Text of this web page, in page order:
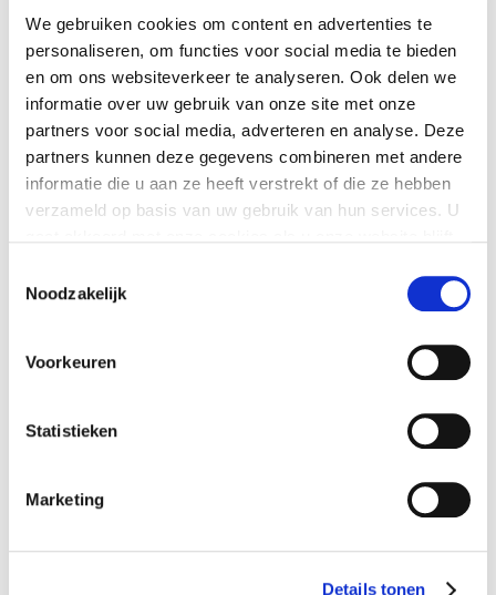
We gebruiken cookies om content en advertenties te
personaliseren, om functies voor social media te bieden
en om ons websiteverkeer te analyseren. Ook delen we
informatie over uw gebruik van onze site met onze
partners voor social media, adverteren en analyse. Deze
partners kunnen deze gegevens combineren met andere
informatie die u aan ze heeft verstrekt of die ze hebben
verzameld op basis van uw gebruik van hun services. U
Noodzakelijk
Voorkeuren
Statistieken
Marketing
Details tonen
LAATSTE NIEUWS
Nieuw banknummer belastingdienst per 1 mei 2026
vernieuwde Digipoort
Globe Next
Emailadres: